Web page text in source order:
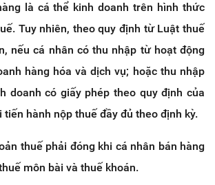
là cá thể kinh doanh trên hình thức
Tuy nhiên, theo quy định từ Luật thuế
nếu cá nhân có thu nhập từ hoạt động
hàng hóa và dịch vụ; hoặc thu nhập
doanh có giấy phép theo quy định của
tiến hành nộp thuế đầy đủ theo định kỳ.
thuế phải đóng khi cá nhân bán hàng
môn bài và thuế khoán.